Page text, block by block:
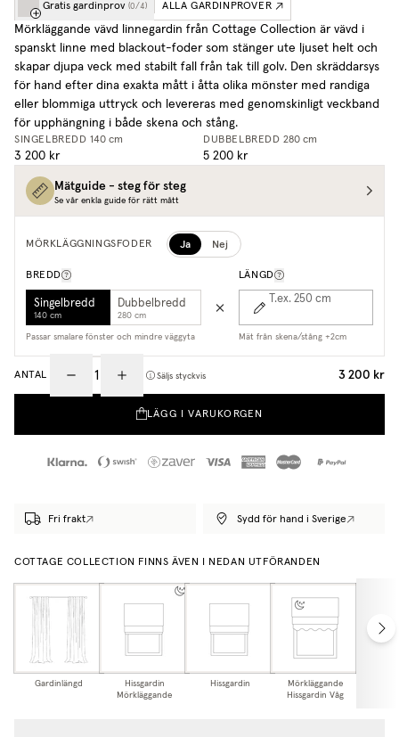
Gratis gardinprov (0/4) ALLA GARDINPROVER
Mörkläggande vävd linnegardin från Cottage Collection är vävd i
spanskt linne med blackout-foder som stänger ute ljuset helt och
skapar djupa veck med stabilt fall från tak till golv. Den skräddarsys
för hand efter dina exakta mått i åtta olika mönster med randiga
eller blommiga uttryck och levereras med genomskinligt veckband
för upphängning i både skena och stång.
SINGELBREDD 140 cm
3 200 kr
DUBBELBREDD 280 cm
5 200 kr
Mätguide - steg för steg
Se vår enkla guide för rätt mått
MÖRKLÄGGNINGSFODER Ja Nej
BREDD
Singelbredd
140 cm
Dubbelbredd
280 cm
Passar smalare fönster och mindre väggyta
LÄNGD
T.ex. 250 cm
Mät från skena/stång +2cm
ANTAL Säljs styckvis 3 200 kr
LÄGG I VARUKORGEN
Fri frakt Sydd för hand i Sverige
COTTAGE COLLECTION FINNS ÄVEN I NEDAN UTFÖRANDEN
Gardinlängd
Hissgardin
Mörkläggande
Hissgardin
Mörkläggande
Hissgardin Våg